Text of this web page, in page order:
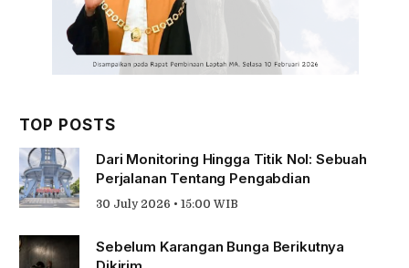
TOP POSTS
Dari Monitoring Hingga Titik Nol: Sebuah
Perjalanan Tentang Pengabdian
30 July 2026 • 15:00 WIB
Sebelum Karangan Bunga Berikutnya